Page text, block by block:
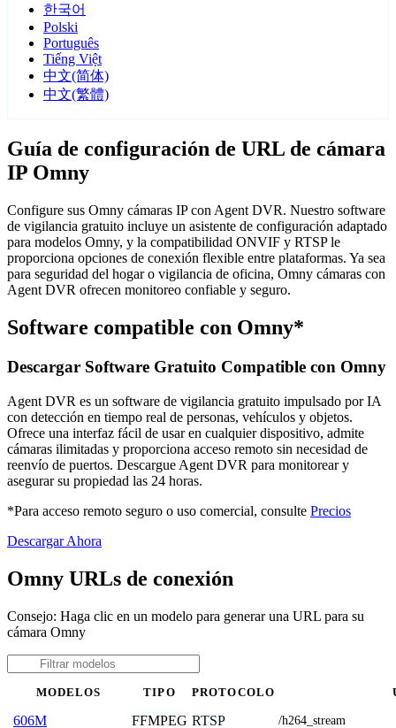
한국어
Polski
Português
Tiếng Việt
中文(简体)
中文(繁體)
Guía de configuración de URL de cámara
IP Omny
Configure sus Omny cámaras IP con Agent DVR. Nuestro software
de vigilancia gratuito incluye un asistente de configuración adaptado
para modelos Omny, y la compatibilidad ONVIF y RTSP le
proporciona opciones de conexión flexible entre plataformas. Ya sea
para seguridad del hogar o vigilancia de oficina, Omny cámaras con
Agent DVR ofrecen monitoreo confiable y seguro.
Software compatible con Omny*
Descargar Software Gratuito Compatible con Omny
Agent DVR es un software de vigilancia gratuito impulsado por IA
con detección en tiempo real de personas, vehículos y objetos.
Ofrece una interfaz fácil de usar en cualquier dispositivo, admite
cámaras ilimitadas y proporciona acceso remoto sin necesidad de
reenvío de puertos. Descargue Agent DVR para monitorear y
asegurar su propiedad las 24 horas.
*Para acceso remoto seguro o uso comercial, consulte Precios
Descargar Ahora
Omny URLs de conexión
Consejo: Haga clic en un modelo para generar una URL para su
cámara Omny
MODELOS TIPO PROTOCOLO
606M FFMPEG RTSP /h264_stream